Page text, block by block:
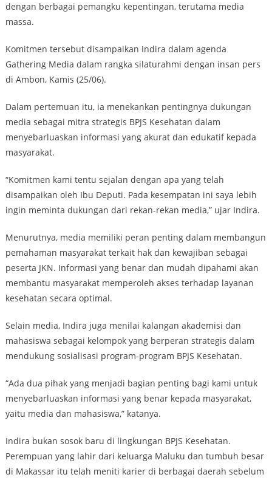
dengan berbagai pemangku kepentingan, terutama media
massa.
Komitmen tersebut disampaikan Indira dalam agenda
Gathering Media dalam rangka silaturahmi dengan insan pers
di Ambon, Kamis (25/06).
Dalam pertemuan itu, ia menekankan pentingnya dukungan
media sebagai mitra strategis BPJS Kesehatan dalam
menyebarluaskan informasi yang akurat dan edukatif kepada
masyarakat.
“Komitmen kami tentu sejalan dengan apa yang telah
disampaikan oleh Ibu Deputi. Pada kesempatan ini saya lebih
ingin meminta dukungan dari rekan-rekan media,” ujar Indira.
Menurutnya, media memiliki peran penting dalam membangun
pemahaman masyarakat terkait hak dan kewajiban sebagai
peserta JKN. Informasi yang benar dan mudah dipahami akan
membantu masyarakat memperoleh akses terhadap layanan
kesehatan secara optimal.
Selain media, Indira juga menilai kalangan akademisi dan
mahasiswa sebagai kelompok yang berperan strategis dalam
mendukung sosialisasi program-program BPJS Kesehatan.
“Ada dua pihak yang menjadi bagian penting bagi kami untuk
menyebarluaskan informasi yang benar kepada masyarakat,
yaitu media dan mahasiswa,” katanya.
Indira bukan sosok baru di lingkungan BPJS Kesehatan.
Perempuan yang lahir dari keluarga Maluku dan tumbuh besar
di Makassar itu telah meniti karier di berbagai daerah sebelum